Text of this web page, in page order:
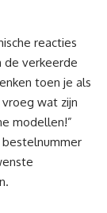
reacties
de verkeerde
toen je als
wat zijn
modellen!”
bestelnummer